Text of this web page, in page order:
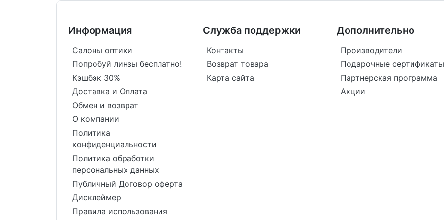
Информация
Салоны оптики
Попробуй линзы бесплатно!
Кэшбэк 30%
Доставка и Оплата
Обмен и возврат
О компании
Политика
конфиденциальности
Политика обработки
персональных данных
Публичный Договор оферта
Дисклеймер
Правила использования
Служба поддержки
Контакты
Возврат товара
Карта сайта
Дополнительно
Производители
Подарочные сертификаты
Партнерская программа
Акции